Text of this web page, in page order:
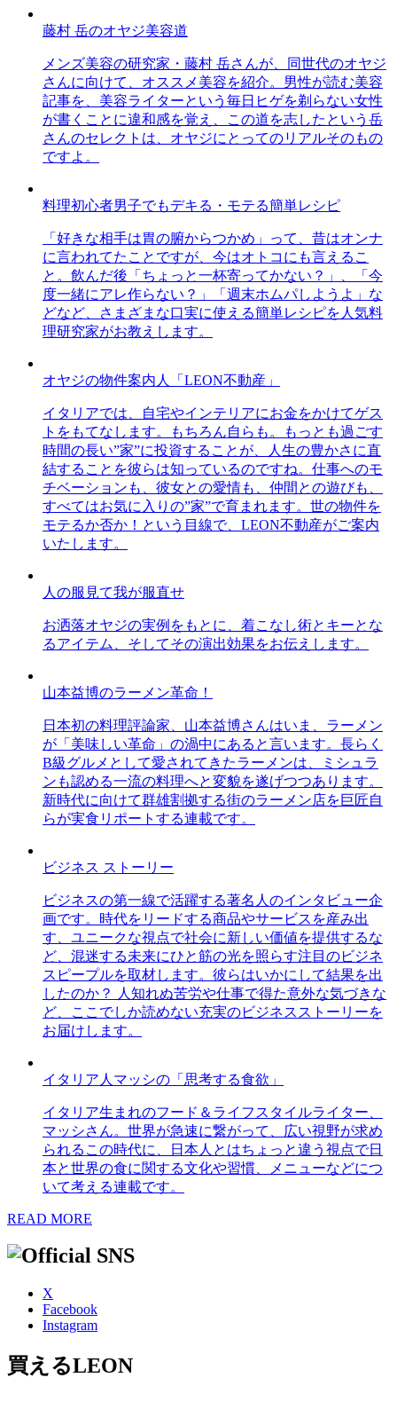
藤村 岳のオヤジ美容道
メンズ美容の研究家・藤村 岳さんが、同世代のオヤジ
さんに向けて、オススメ美容を紹介。男性が読む美容
記事を、美容ライターという毎日ヒゲを剃らない女性
が書くことに違和感を覚え、この道を志したという岳
さんのセレクトは、オヤジにとってのリアルそのもの
ですよ。
料理初心者男子でもデキる・モテる簡単レシピ
「好きな相手は胃の腑からつかめ」って、昔はオンナ
に言われてたことですが、今はオトコにも言えるこ
と。飲んだ後「ちょっと一杯寄ってかない？」、「今
度一緒にアレ作らない？」「週末ホムパしようよ」な
どなど、さまざまな口実に使える簡単レシピを人気料
理研究家がお教えします。
オヤジの物件案内人「LEON不動産」
イタリアでは、自宅やインテリアにお金をかけてゲス
トをもてなします。もちろん自らも。もっとも過ごす
時間の長い”家”に投資することが、人生の豊かさに直
結することを彼らは知っているのですね。仕事へのモ
チベーションも、彼女との愛情も、仲間との遊びも、
すべてはお気に入りの”家”で育まれます。世の物件を
モテるか否か！という目線で、LEON不動産がご案内
いたします。
人の服見て我が服直せ
お洒落オヤジの実例をもとに、着こなし術とキーとな
るアイテム、そしてその演出効果をお伝えします。
山本益博のラーメン革命！
日本初の料理評論家、山本益博さんはいま、ラーメン
が「美味しい革命」の渦中にあると言います。長らく
B級グルメとして愛されてきたラーメンは、ミシュラ
ンも認める一流の料理へと変貌を遂げつつあります。
新時代に向けて群雄割拠する街のラーメン店を巨匠自
らが実食リポートする連載です。
ビジネス ストーリー
ビジネスの第一線で活躍する著名人のインタビュー企
画です。時代をリードする商品やサービスを産み出
す、ユニークな視点で社会に新しい価値を提供するな
ど、混迷する未来にひと筋の光を照らす注目のビジネ
スピープルを取材します。彼らはいかにして結果を出
したのか？ 人知れぬ苦労や仕事で得た意外な気づきな
ど、ここでしか読めない充実のビジネスストーリーを
お届けします。
イタリア人マッシの「思考する食欲」
イタリア生まれのフード＆ライフスタイルライター、
マッシさん。世界が急速に繋がって、広い視野が求め
られるこの時代に、日本人とはちょっと違う視点で日
本と世界の食に関する文化や習慣、メニューなどにつ
いて考える連載です。
READ MORE
X
Facebook
Instagram
買えるLEON